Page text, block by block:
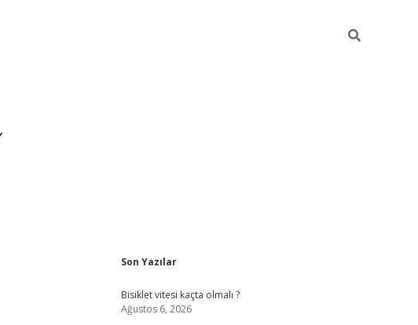
Sidebar
Son Yazılar
Bisiklet vitesi kaçta olmalı ?
Ağustos 6, 2026